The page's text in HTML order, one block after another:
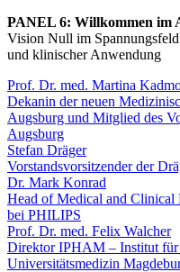
PANEL 6: Willkommen im
Vision Null im
und klinischer Anwendung
Prof. Dr. med. Martina
Dekanin der neuen
Augsburg und Mitglied des
Augsburg
Stefan Dräger
Vorstandsvorsitzender der
Dr. Mark Konrad
Head of Medical and
bei PHILIPS
Prof. Dr. med. Felix Walcher
Direktor IPHAM – Institut
Universitätsmedizin